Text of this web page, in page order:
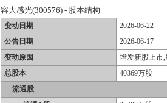
容大感光(300576) - 股本结构
变动日期
2026-06-22
公告日期
2026-06-17
变动原因
增发新股上市
总股本
40369万股
流通股